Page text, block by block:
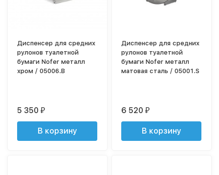
Диспенсер для средних
рулонов туалетной
бумаги Nofer металл
хром / 05006.В
5 350₽
В корзину
Диспенсер для средних
рулонов туалетной
бумаги Nofer металл
матовая сталь / 05001.S
6 520₽
В корзину